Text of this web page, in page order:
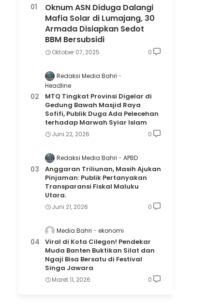
Oknum ASN Diduga Dalangi
Mafia Solar di Lumajang, 30
Armada Disiapkan Sedot
BBM Bersubsidi
Oktober 07, 2025 0
Redaksi Media Bahri
Headline
MTQ Tingkat Provinsi Digelar di
Gedung Bawah Masjid Raya
Sofifi, Publik Duga Ada Pelecehan
terhadap Marwah Syiar Islam
Juni 22, 2026 0
Redaksi Media Bahri APBD
Anggaran Triliunan, Masih Ajukan
Pinjaman: Publik Pertanyakan
Transparansi Fiskal Maluku
Utara.
Juni 21, 2026 0
Media Bahri ekonomi
Viral di Kota Cilegon! Pendekar
Muda Banten Buktikan Silat dan
Ngaji Bisa Bersatu di Festival
Singa Jawara
Maret 11, 2026 0